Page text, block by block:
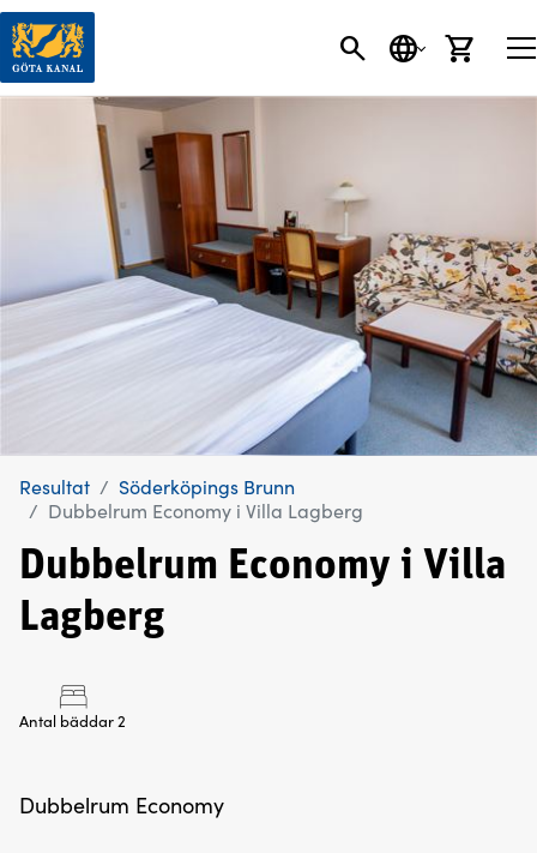
SÖKSPRÅK
Resultat
Söderköpings Brunn
Dubbelrum Economy i Villa Lagberg
Dubbelrum Economy i Villa
Lagberg
Antal bäddar 2
Dubbelrum Economy